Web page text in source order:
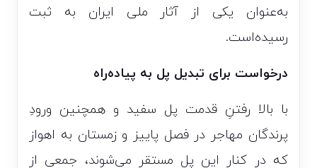
به‌عنوان یکی از آثار ملی ایران به ثبت
رسیده‌است.
درخواست برای تبدیل پل به پیاده‌راه
با بالا رفتنِ قدمت پل سفید و همچنین ورودِ
پرندگان مهاجر در فصل پاییز و زمستان به اهواز
که در کنار این پل مستقر می‌شوند، جمعی از